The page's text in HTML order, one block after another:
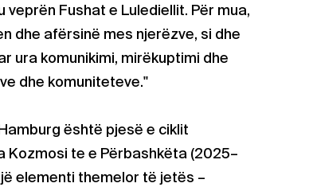
Fushat e Lulediellit. Për mua,
dhe afërsinë mes njerëzve, si dhe
ura komunikimi, mirëkuptimi dhe
dhe komuniteteve."
është pjesë e ciklit
te e Përbashkëta (2025–
elementi themelor të jetës –